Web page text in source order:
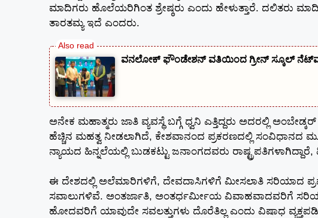
ಮಾದಿಗರು ಹೊಲೆಯರಿಗಿಂತ ಶ್ರೇಷ್ಠರು ಎಂದು ಹೇಳುತ್ತಾರೆ. ದಲಿತರು
ತಾರತಮ್ಯ ಇದೆ ಎಂದರು.
ವನಲೋಕ್ ಫೌಂಡೇಶನ್ ವತಿಯಿಂದ ಗ್ರೀನ್ ಸ್ಕೂಲ್
ಅನೇಕ ಮಹಾತ್ಮರು ಜಾತಿ ವ್ಯವಸ್ಥೆ ಬಗ್ಗೆ ಧ್ವನಿ ಎತ್ತಿದ್ದರು ಅದರಲ್ಲಿ
ಹೆಚ್ಚಿನ ಮಹತ್ವ ನೀಡಲಾಗಿದೆ, ಕೇಶವಾನಂದ ಪ್ರಕರಣದಲ್ಲಿ ಸಂವಿಧಾನದ
ನ್ಯಾಯದ ಹಿನ್ನಲೆಯಲ್ಲಿ ಬುಡಕಟ್ಟು ಜನಾಂಗದವರು
ಈ ದೇಶದಲ್ಲಿ ಅಲೆಮಾರಿಗಳಿಗೆ, ದೇವದಾಸಿಗಳಿಗೆ ಮೀಸಲಾತಿ ಸರಿಯಾದ
ಸವಾಲುಗಳಿವೆ. ಅಂತರ್ಜಾತಿ, ಅಂತರ್ಧರ್ಮೀಯ ವಿವಾಹವಾದವರಿಗೆ
ಹೋದವರಿಗೆ ಯಾವುದೇ ಸವಲತ್ತುಗಳು ದೊರೆತಿಲ್ಲ ಎಂದು ವಿಷಾಧ